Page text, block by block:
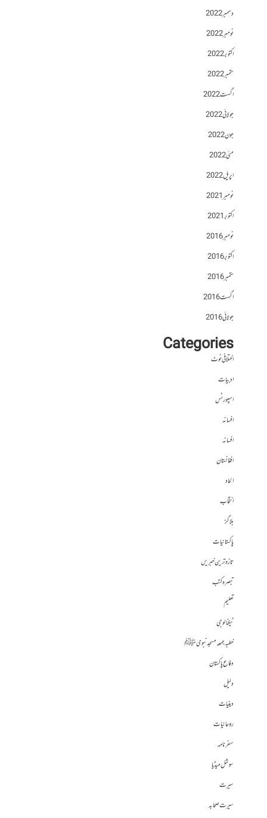
دسمبر 2022
نومبر 2022
اکتوبر 2022
ستمبر 2022
اگست 2022
جولائی 2022
جون 2022
مئی 2022
اپریل 2022
نومبر 2021
اکتوبر 2021
نومبر 2016
اکتوبر 2016
ستمبر 2016
اگست 2016
جولائی 2016
Categories
اختلافی نوٹ
ادبیات
اسپورٹس
افسانہ
افسانہ
افغانستان
الحاد
انتخاب
بلاگز
پاکستانیات
تازہ ترین خبریں
تبصرہ کتب
تعلیم
ٹیکنالوجی
خطبہ جمعہ مسجد نبوی ﷺ
دفاع پاکستان
دلیل
دینیات
روحانیات
سفرنامہ
سوشل میڈیا
سیرت
سیرت صحابہ